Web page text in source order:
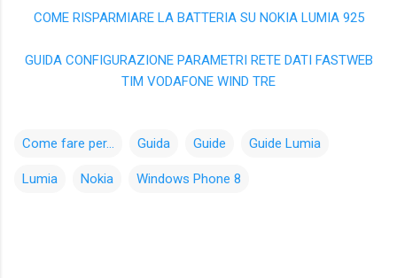
COME RISPARMIARE LA BATTERIA SU NOKIA LUMIA 925
GUIDA CONFIGURAZIONE PARAMETRI RETE DATI FASTWEB
TIM VODAFONE WIND TRE
Come fare per... Guida Guide Guide Lumia
Lumia Nokia Windows Phone 8